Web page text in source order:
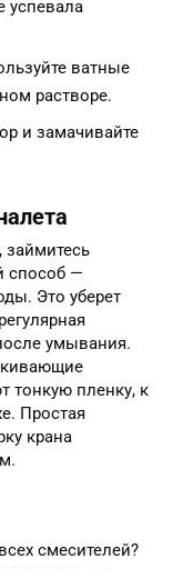
успевала
ватные
растворе.
и замачивайте
займитесь
способ —
Это уберет
умывания.
тонкую пленку, к
Простая
крана
смесителей?